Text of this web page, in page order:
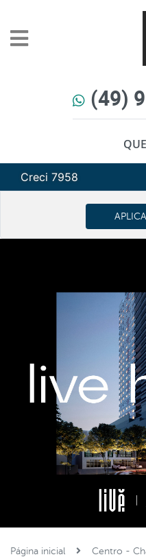
(49)
Creci 7958
Página inicial
Centro -